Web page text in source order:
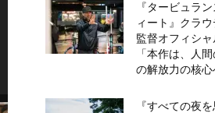
『タービュラ
ィート』クラ
監督オフィシ
「本作は、人
の解放力の核心
『すべての夜